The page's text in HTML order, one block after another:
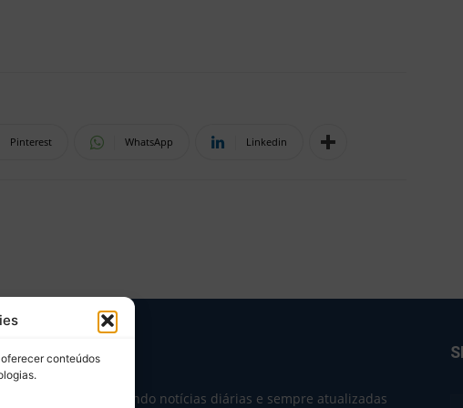
conteúdos
Pinterest WhatsApp Linkedin
SOBRE NÓS
Desde 2004 trazendo notícias diárias e sempre atualizadas